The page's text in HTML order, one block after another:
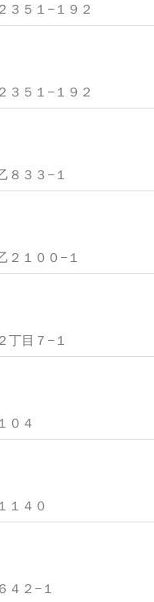
３５１−１９２
３５１−１９２
８３３−１
２１００−１
丁目７−１
０４
１４０
４２−１